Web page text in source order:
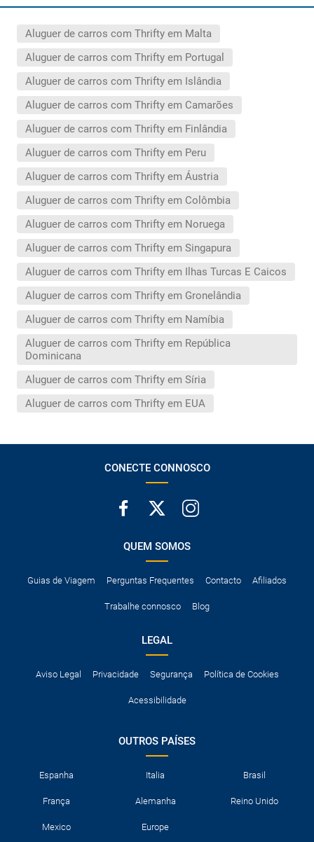
Aluguer de carros com Thrifty em Malta
Aluguer de carros com Thrifty em Portugal
Aluguer de carros com Thrifty em Islândia
Aluguer de carros com Thrifty em Camarões
Aluguer de carros com Thrifty em Finlândia
Aluguer de carros com Thrifty em Peru
Aluguer de carros com Thrifty em Áustria
Aluguer de carros com Thrifty em Colômbia
Aluguer de carros com Thrifty em Noruega
Aluguer de carros com Thrifty em Singapura
Aluguer de carros com Thrifty em Ilhas Turcas E Caicos
Aluguer de carros com Thrifty em Gronelândia
Aluguer de carros com Thrifty em Namíbia
Aluguer de carros com Thrifty em República
Dominicana
Aluguer de carros com Thrifty em Síria
Aluguer de carros com Thrifty em EUA
CONECTE CONNOSCO
QUEM SOMOS
Guias de Viagem Perguntas Frequentes Contacto Afiliados
Trabalhe connosco Blog
LEGAL
Aviso Legal Privacidade Segurança Política de Cookies
Acessibilidade
OUTROS PAÍSES
Espanha Italia Brasil
França Alemanha Reino Unido
Mexico Europe